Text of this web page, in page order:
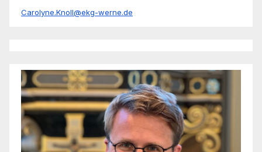
Carolyne.Knoll@ekg-werne.de